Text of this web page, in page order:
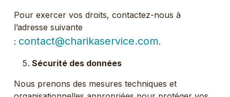
Pour exercer vos droits, contactez-nous à
l’adresse suivante
: contact@charikaservice.com.
Sécurité des données
Nous prenons des mesures techniques et